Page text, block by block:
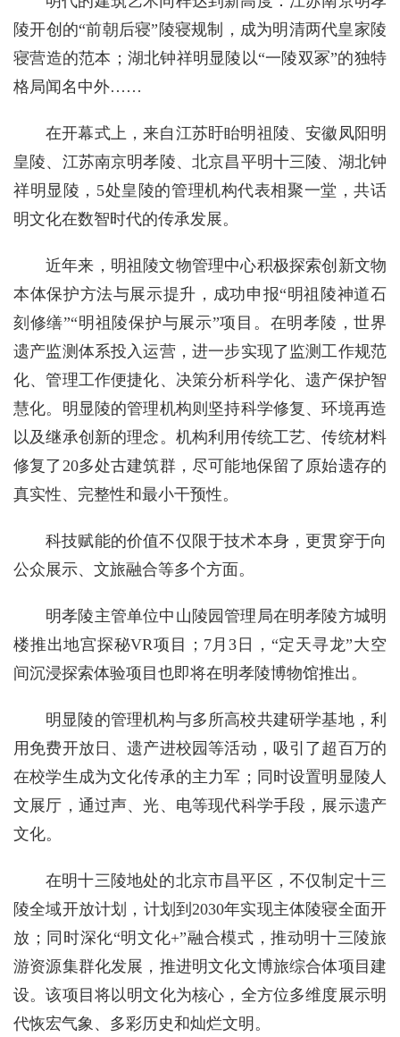
陵开创的“前朝后寝”陵寝规制，成为明清两代皇家陵
寝营造的范本；湖北钟祥明显陵以“一陵双冢”的独特
格局闻名中外……
在开幕式上，来自江苏盱眙明祖陵、安徽凤阳明
皇陵、江苏南京明孝陵、北京昌平明十三陵、湖北钟
祥明显陵，5处皇陵的管理机构代表相聚一堂，共话
明文化在数智时代的传承发展。
近年来，明祖陵文物管理中心积极探索创新文物
本体保护方法与展示提升，成功申报“明祖陵神道石
刻修缮”“明祖陵保护与展示”项目。在明孝陵，世界
遗产监测体系投入运营，进一步实现了监测工作规范
化、管理工作便捷化、决策分析科学化、遗产保护智
慧化。明显陵的管理机构则坚持科学修复、环境再造
以及继承创新的理念。机构利用传统工艺、传统材料
修复了20多处古建筑群，尽可能地保留了原始遗存的
真实性、完整性和最小干预性。
科技赋能的价值不仅限于技术本身，更贯穿于向
公众展示、文旅融合等多个方面。
明孝陵主管单位中山陵园管理局在明孝陵方城明
楼推出地宫探秘VR项目；7月3日，“定天寻龙”大空
间沉浸探索体验项目也即将在明孝陵博物馆推出。
明显陵的管理机构与多所高校共建研学基地，利
用免费开放日、遗产进校园等活动，吸引了超百万的
在校学生成为文化传承的主力军；同时设置明显陵人
文展厅，通过声、光、电等现代科学手段，展示遗产
文化。
在明十三陵地处的北京市昌平区，不仅制定十三
陵全域开放计划，计划到2030年实现主体陵寝全面开
放；同时深化“明文化+”融合模式，推动明十三陵旅
游资源集群化发展，推进明文化文博旅综合体项目建
设。该项目将以明文化为核心，全方位多维度展示明
代恢宏气象、多彩历史和灿烂文明。